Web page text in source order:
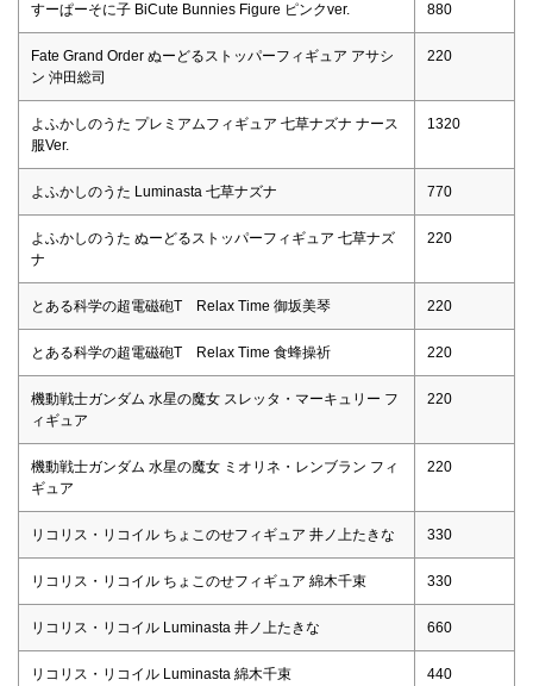
すーぱーそに子 BiCute Bunnies Figure ピンクver. 880
Fate Grand Order ぬーどるストッパーフィギュア アサシ
ン 沖田総司
220
よふかしのうた プレミアムフィギュア 七草ナズナ ナース
服Ver.
1320
よふかしのうた Luminasta 七草ナズナ 770
よふかしのうた ぬーどるストッパーフィギュア 七草ナズ
ナ
220
とある科学の超電磁砲T Relax Time 御坂美琴 220
とある科学の超電磁砲T Relax Time 食蜂操祈 220
機動戦士ガンダム 水星の魔女 スレッタ・マーキュリー フ
ィギュア
220
機動戦士ガンダム 水星の魔女 ミオリネ・レンブラン フィ
ギュア
220
リコリス・リコイル ちょこのせフィギュア 井ノ上たきな 330
リコリス・リコイル ちょこのせフィギュア 綿木千束 330
リコリス・リコイル Luminasta 井ノ上たきな 660
リコリス・リコイル Luminasta 綿木千束 440